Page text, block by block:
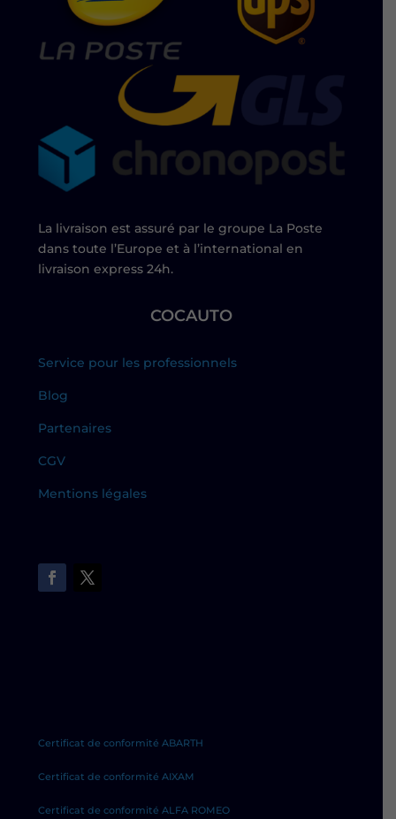
La livraison est assuré par le groupe La Poste
dans toute l’Europe et à l’international en
livraison express 24h.
COCAUTO
Service pour les professionnels
Blog
Partenaires
CGV
Mentions légales
Certificat de conformité ABARTH
Certificat de conformité AIXAM
Certificat de conformité ALFA ROMEO